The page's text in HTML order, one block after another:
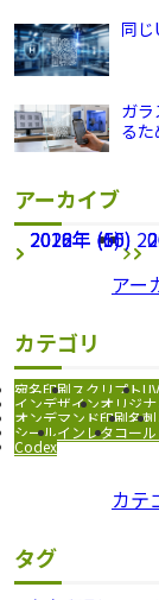
同
ガ
る
アーカイブ
2026年 (65)
2022年 (1)
2018年 (50)
アー
カテゴリ
宛名印刷スクリプト
インデザインオリジ
オンデマンド印刷名刺
シールインレタコー
Codex
カテ
タグ